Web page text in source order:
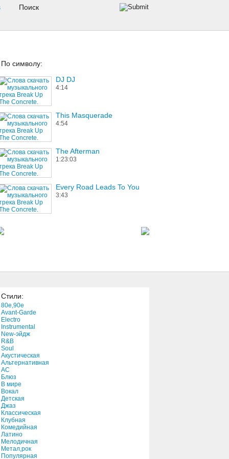
По символу:
DJ DJ
4:14
This Masquerade
4:54
The Afterman
1:23:03
Every Road Leads To You
3:43
4:11
Стили:
80e,90e
Avant-Garde
Electro
Instrumental
New-эйдж
R&B
Soul
Акустическая
Альтернативная
АС
Блюз
В мире
Вокал
Детская
Джаз
Классическая
Клубная
Комедийная
Латино
Мелодичная
Метал,рок
Популярная